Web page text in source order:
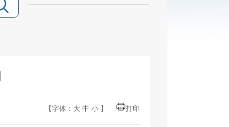
【字体： 大 中 小 】 打印